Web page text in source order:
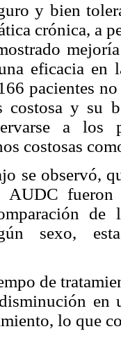
y bien
crónica, a
eficacia
pacientes
costosa y su
a los
costosas
se observó,
AUDC
sexo,
de
lo que